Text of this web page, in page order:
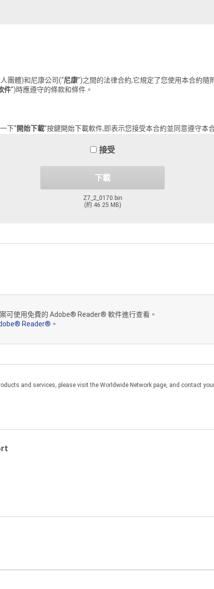
團體)和尼康公司(“尼康”)之間的法律合約,它規定了您使用本合約
件”)時應遵守的條款和條件。
下“開始下載”按鍵開始下載軟件,即表示您接受本合約並同意遵守本
和 / 或使用本產品並不會讓您成為本軟件的所有者。尼康和 / 或尼康
體上複製本軟件,用於為以上產品安裝本軟件;
將其用於以上產品;
者大型主機或迷你電腦上的模擬時使用本軟件;只有在無法由其他
上使用本軟件。
發佈本軟件的拷貝,也不得將本軟件以電子方式透過網路從一台電
接受
下載
Z7_2_0170.bin
(約 46.25 MB)
案可使用免費的 Adobe® Reader® 軟件進行查看。
Reader®。
and services, please visit the Worldwide Network page, and contact